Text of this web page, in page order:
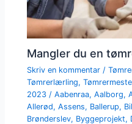
Mangler du en
Skriv en kommentar /
Tømrerlærling,
2023 /Aabenraa,Aalborg,
Allerød,Assens, Ballerup,
Brønderslev, Byggeprojekt,